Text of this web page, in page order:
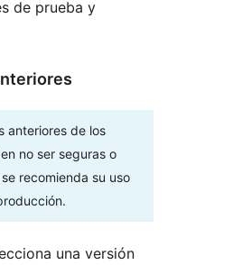
de prueba y
anteriores de los
no ser seguras o
recomienda su uso
una versión